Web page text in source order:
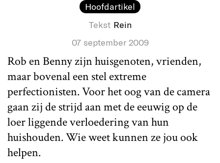
Hoofdartikel
Tekst Rein
07 september 2009
Rob en Benny zijn huisgenoten, vrienden,
maar bovenal een stel extreme
perfectionisten. Voor het oog van de camera
gaan zij de strijd aan met de eeuwig op de
loer liggende verloedering van hun
huishouden. Wie weet kunnen ze jou ook
helpen.